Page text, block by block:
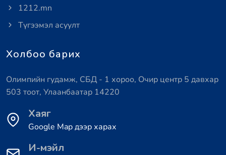
1212.mn
Түгээмэл асуулт
Холбоо барих
Олимпийн гудамж, СБД - 1 хороо, Очир центр 5 давхар
503 тоот, Улаанбаатар 14220
Хаяг
Google Map дээр харах
И-мэйл